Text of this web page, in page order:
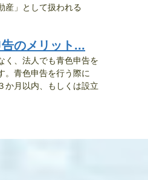
産」として扱われる
のメリット...
く、法人でも青色申告を
。青色申告を行う際に
か月以内、もしくは設立